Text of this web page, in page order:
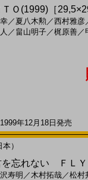
ＴＯ(1999)［
／ 夏八木勲 ／西村雅彦
／ 畠山明子／梶原善／
年12月18日発売
）
を忘れない ＦＬ
寿明 ／木村拓哉／松村